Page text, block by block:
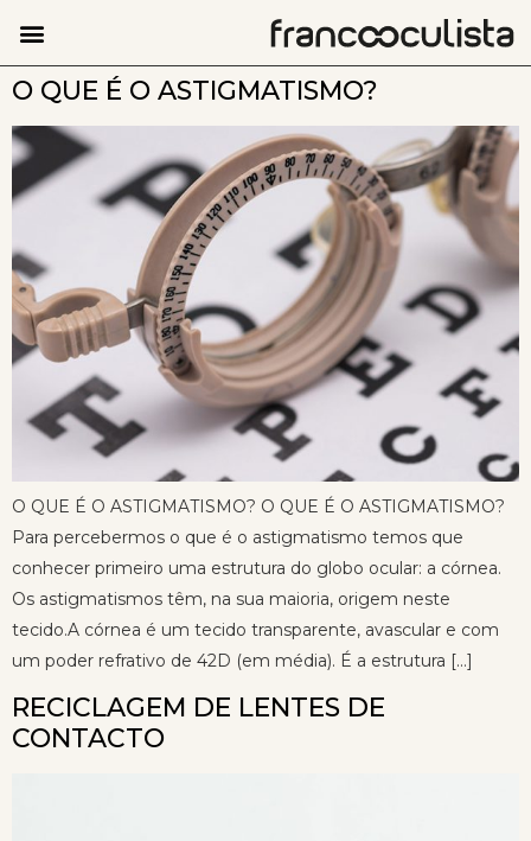
O QUE É O ASTIGMATISMO?
O QUE É O ASTIGMATISMO? O QUE É O ASTIGMATISMO?
Para percebermos o que é o astigmatismo temos que
conhecer primeiro uma estrutura do globo ocular: a córnea.
Os astigmatismos têm, na sua maioria, origem neste
tecido.A córnea é um tecido transparente, avascular e com
um poder refrativo de 42D (em média). É a estrutura […]
RECICLAGEM DE LENTES DE
CONTACTO